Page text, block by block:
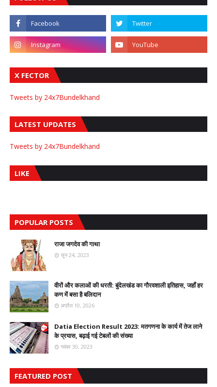
X FECTOR
Tweets by 24x7Bundelkhand
LATEST UPDATES
Tweets by 24x7Bundelkhand
LIKE
POPULAR POSTS
राजा जगदेव की गाथा
जून 24, 2023
वीरों और कलाओं की धरती: बुंदेलखंड का गौरवशाली इतिहास, जहाँ हर
कण में बसा है बलिदान
अप्रैल 10, 2026
Datia Election Result 2023: मतगणना के कार्य में तेज लाने
के प्रयास, बढ़ाई गई टेबलों की संख्या
नवंबर 30, 2023
FEATURED POST